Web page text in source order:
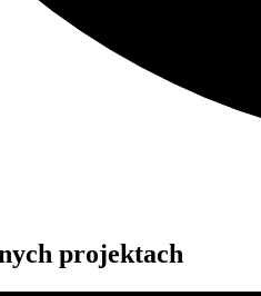
projektach